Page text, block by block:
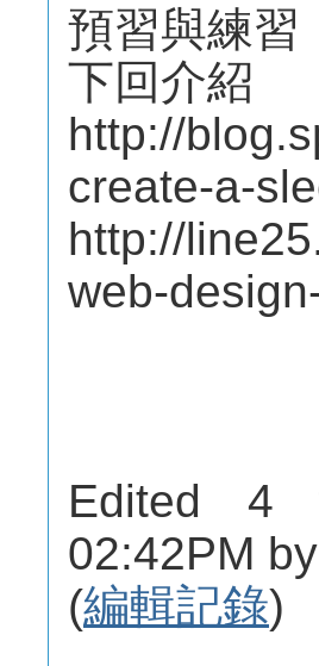
預習與練習
下回介紹
http://
create-a-
http://
web-
Edited 4
02:42PM
(編輯記錄)